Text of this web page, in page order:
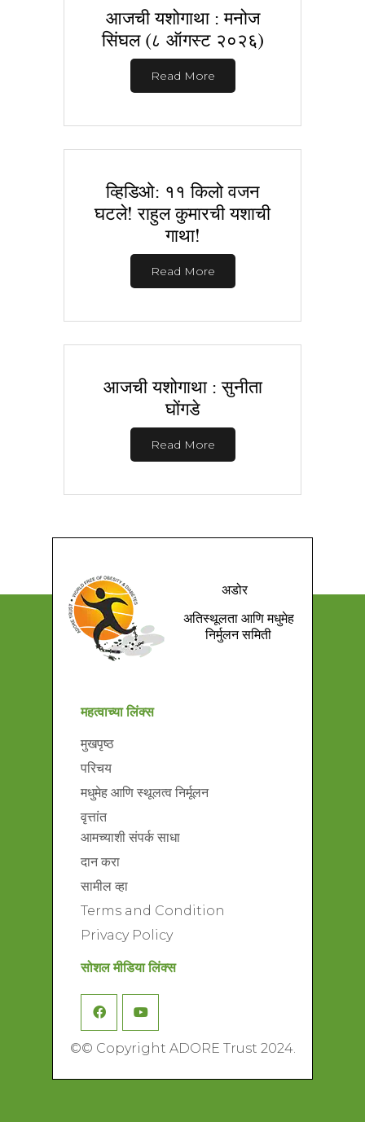
आजची यशोगाथा : मनोज
सिंघल (८ ऑगस्ट २०२६)
Read More
व्हिडिओ: ११ किलो वजन
घटले! राहुल कुमारची यशाची
गाथा!
Read More
आजची यशोगाथा : सुनीता
घोंगडे
Read More
अडोर
अतिस्थूलता आणि मधुमेह
निर्मुलन समिती
महत्वाच्या लिंक्स
मुखपृष्ठ
परिचय
मधुमेह आणि स्थूलत्व निर्मूलन
वृत्तांत
आमच्याशी संपर्क साधा
दान करा
सामील व्हा
Terms and Condition
Privacy Policy
सोशल मीडिया लिंक्स
©© Copyright ADORE Trust 2024.